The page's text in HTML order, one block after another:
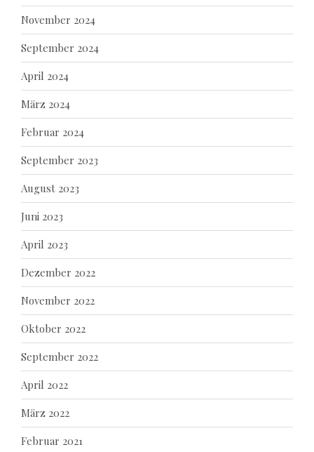
November 2024
September 2024
April 2024
März 2024
Februar 2024
September 2023
August 2023
Juni 2023
April 2023
Dezember 2022
November 2022
Oktober 2022
September 2022
April 2022
März 2022
Februar 2021